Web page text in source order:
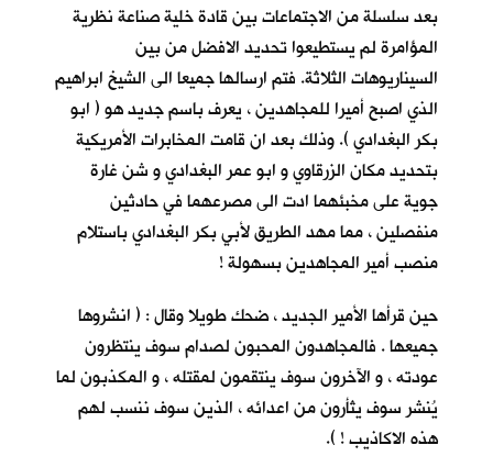
بعد سلسلة من الاجتماعات بين قادة خلية صناعة نظرية
المؤامرة لم يستطيعوا تحديد الافضل من بين
السيناريوهات الثلاثة. فتم ارسالها جميعا الى الشيخ ابراهيم
الذي اصبح أميرا للمجاهدين ، يعرف باسم جديد هو ( ابو
بكر البغدادي ). وذلك بعد ان قامت المخابرات الأمريكية
بتحديد مكان الزرقاوي و ابو عمر البغدادي و شن غارة
جوية على مخبئهما ادت الى مصرعهما في حادثين
منفصلين ، مما مهد الطريق لأبي بكر البغدادي باستلام
منصب أمير المجاهدين بسهولة !
حين قرأها الأمير الجديد ، ضحك طويلا وقال : ( انشروها
جميعها . فالمجاهدون المحبون لصدام سوف ينتظرون
عودته ، و الآخرون سوف ينتقمون لمقتله ، و المكذبون لما
يُنشر سوف يثأرون من اعدائه ، الذين سوف ننسب لهم
هذه الاكاذيب ! ).